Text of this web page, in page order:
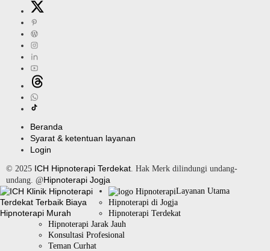
Beranda
Syarat & ketentuan layanan
Login
© 2025 ICH Hipnoterapi Terdekat . Hak Merk dilindungi undang-
undang. @Hipnoterapi Jogja
Layanan Utama
Hipnoterapi di Jogja
Hipnoterapi Terdekat
Hipnoterapi Jarak Jauh
Konsultasi Profesional
Teman Curhat